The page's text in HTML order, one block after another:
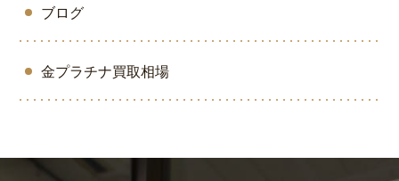
ブログ
金プラチナ買取相場